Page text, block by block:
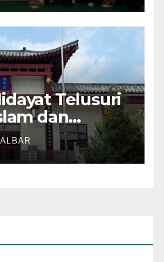
Telusuri
dan
di Kota